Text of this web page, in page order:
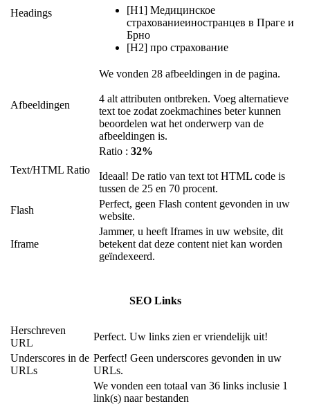
Headings
[H1] Медицинское
страхованиеиностранцев в Праге и
Брно
[H2] про страхование
Afbeeldingen
We vonden 28 afbeeldingen in de pagina.
4 alt attributen ontbreken. Voeg alternatieve
text toe zodat zoekmachines beter kunnen
beoordelen wat het onderwerp van de
afbeeldingen is.
Text/HTML Ratio
Ratio : 32%
Ideaal! De ratio van text tot HTML code is
tussen de 25 en 70 procent.
Flash
Perfect, geen Flash content gevonden in uw
website.
Iframe
Jammer, u heeft Iframes in uw website, dit
betekent dat deze content niet kan worden
geïndexeerd.
SEO Links
Herschreven
URL
Perfect. Uw links zien er vriendelijk uit!
Underscores in de
URLs
Perfect! Geen underscores gevonden in uw
URLs.
We vonden een totaal van 36 links inclusie 1
link(s) naar bestanden